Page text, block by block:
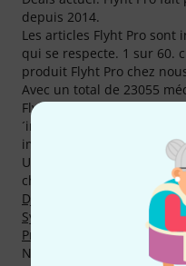
depuis 2014.
Les articles Flyht Pro
qui se respecte. 1 sur 60.
produit Flyht Pro chez
Avec un total de 23055
Flyht Pro vous pouvez
´informations sur notre
images zoom 360° et
Un total de 131 produits
chez Thomann en ce
DJ
Flight Cases pour
Système de Transport
Praticables de Scène
et
Notre coup de coeur du